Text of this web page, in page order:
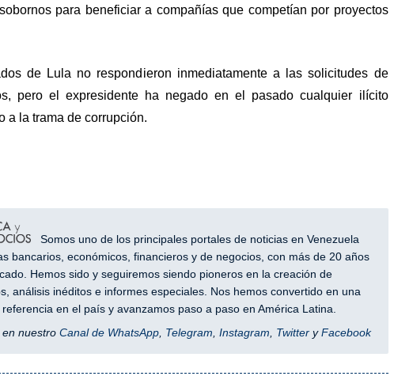
para beneficiar a compañías que competían por proyectos
de Lula no respondieron inmediatamente a las solicitudes de
pero el expresidente ha negado en el pasado cualquier ilícito
a la trama de corrupción.
Somos uno de los principales portales de noticias en Venezuela
bancarios, económicos, financieros y de negocios, con más de 20 años
Hemos sido y seguiremos siendo pioneros en la creación de
análisis inéditos e informes especiales. Nos hemos convertido en una
en el país y avanzamos paso a paso en América Latina.
nuestro Canal de WhatsApp, Telegram Instagram TwitteryFacebook